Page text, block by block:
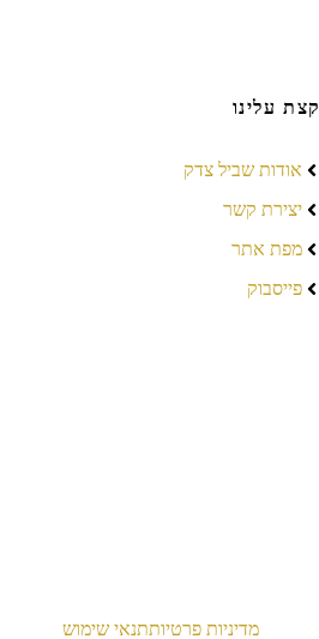
קצת עלינו
אודות שביל צדק
יצירת קשר
מפת אתר
פייסבוק
מדיניות פרטיותתנאי שימוש